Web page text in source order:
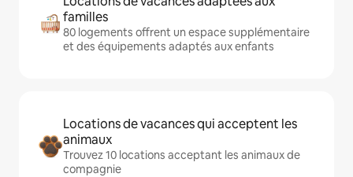
familles
80 logements offrent un espace supplémentaire
et des équipements adaptés aux enfants
Locations de vacances qui acceptent les
animaux
Trouvez 10 locations acceptant les animaux de
compagnie